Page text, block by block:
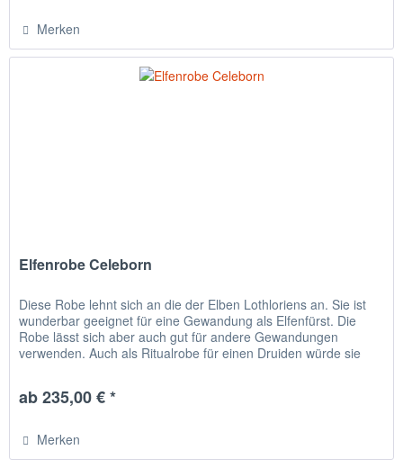
Merken
Elfenrobe Celeborn
Diese Robe lehnt sich an die der Elben Lothloriens an. Sie ist
wunderbar geeignet für eine Gewandung als Elfenfürst. Die
Robe lässt sich aber auch gut für andere Gewandungen
verwenden. Auch als Ritualrobe für einen Druiden würde sie
ab 235,00 € *
Merken